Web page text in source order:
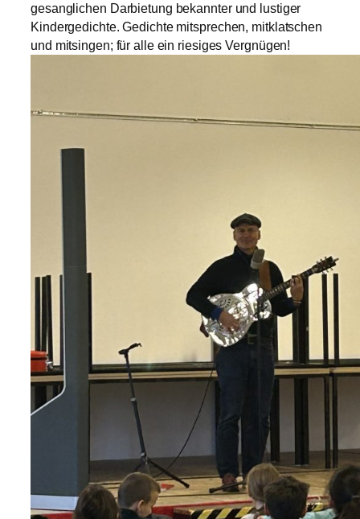
gesanglichen Darbietung bekannter und lustiger
Kindergedichte. Gedichte mitsprechen, mitklatschen
und mitsingen; für alle ein riesiges Vergnügen!